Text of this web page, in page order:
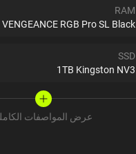
RAM
RGB Pro SL Black
SSD
1TB Kingston NV3
عرض المواصفات